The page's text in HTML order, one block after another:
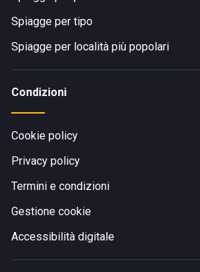
Spiagge per tipo
Spiagge per località più popolari
Condizioni
Cookie policy
Privacy policy
Termini e condizioni
Gestione cookie
Accessibilità digitale